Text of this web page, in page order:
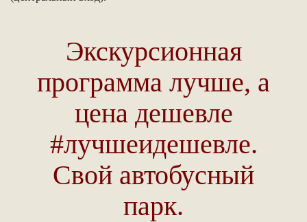
Экскурсионная
программа лучше, а
цена дешевле
#лучшеидешевле.
Свой автобусный
парк.